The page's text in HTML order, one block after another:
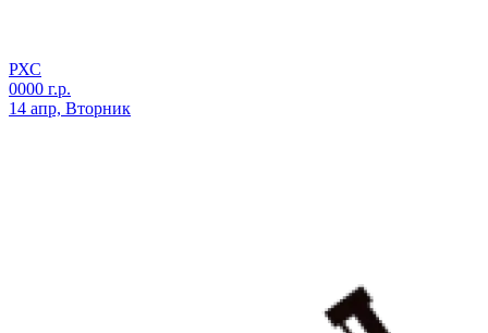
РХС
0000 г.р.
14 апр, Вторник